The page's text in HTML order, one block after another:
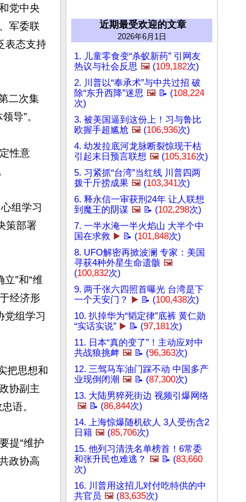
党中央
军委联
表态支持
二次集
导”。
性意
组学习
策部署
”和“维
经济形
党组学习
把思想和
协副主
语。
提“维护
政协高
近期最受欢迎的文章
2026年6月1日
1. 儿童零食变“杀蚁新药” 引网友
热议与社会反思 🖼️ (109,182次)
2. 川普以“奉承术”与中共过招 破
除“东升西降”迷思 🖼️ 📝 (108,224
次)
3. 被美国逼到这份上！习与鲁比
欧握手超尴尬 🖼️ (106,936次)
4. 幼发拉底河龙脉断裂惊现干枯
引起末日预言联想 🖼️ (105,316次)
5. 习紧抓“台湾”当红线 川普四两
拨千斤捞成果 🖼️ (103,341次)
6. 释永信一审获刑24年 让人联想
到魔王的阴谋 🖼️ 📝 (102,298次)
7. 一半水淹一半火焰山 大半个中
国在求救 ▶️ 📝 (101,848次)
8. UFO解密再掀波澜 专家：美国
寻获4种外星生命遗骸 🖼️
(100,832次)
9. 两千张六四照首曝光 台湾是下
一个天安门？
▶️ 📝 (100,438次)
10. 扒掉华为“韬定律”底裤 黄仁勋
“实话实说” ▶️ 📝 (97,181次)
11. 日本“真的变了”！主动应对中
共战狼挑衅 🖼️ 📝 (96,363次)
12. 三驾马车油门踩不动 中国多产
业现倒闭潮 🖼️ 📝 (87,300次)
13. 大陆男猝死街边 视频引爆网络
🖼️ 📝 (86,844次)
14. 上海惊爆随机砍人 3人受伤含2
日籍 🖼️ (85,706次)
15. 他列习清洗名单榜首！6常委
和张升民也难逃？ 🖼️ 📝 (83,660
次)
16. 川普用这招儿对付吃特供的中
共官员 🖼️ (83,635次)